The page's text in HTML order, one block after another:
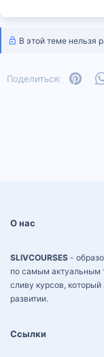
к
и
В этой теме нельзя
Поделиться:
О нас
SLIVCOURSES -
по самым актуальным
сливу курсов,
развитии.
Ссылки